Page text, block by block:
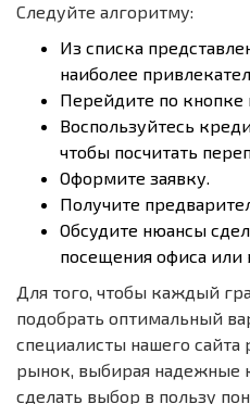
Следуйте алгоритму:
Из списка
наиболее
Перейдите по кнопке
Воспользуйтесь
чтобы посчитать
Оформите заявку.
Получите
Обсудите нюансы
посещения офиса или
Для того, чтобы каждый
подобрать оптимальный
специалисты нашего сайта
рынок, выбирая надежные
сделать выбор в пользу